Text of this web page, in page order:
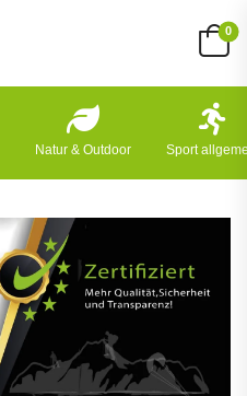
0
Natur & Outdoor Sport